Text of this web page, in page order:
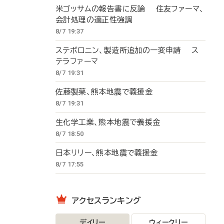
米ゴッサムの報告書に反論 住友ファーマ、
会計処理の適正性強調
8/7 19:37
ステボロニン、製造所追加の一変申請 ス
テラファーマ
8/7 19:31
佐藤製薬、熊本地震で義援金
8/7 19:31
生化学工業、熊本地震で義援金
8/7 18:50
日本リリー、熊本地震で義援金
8/7 17:55
アクセスランキング
デイリー ウィークリー